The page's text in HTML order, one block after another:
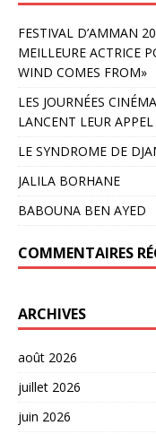
FESTIVAL D’AMMAN
MEILLEURE ACTRICE
WIND COMES FROM»
LES JOURNÉES
LANCENT LEUR
LE SYNDROME DE
JALILA BORHANE
BABOUNA BEN AYED
COMMENTAIRES
ARCHIVES
août 2026
juillet 2026
juin 2026